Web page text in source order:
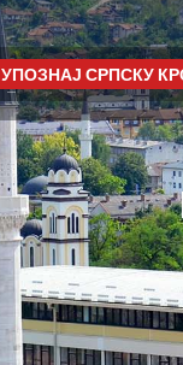
УПОЗНАЈ СРПСКУ